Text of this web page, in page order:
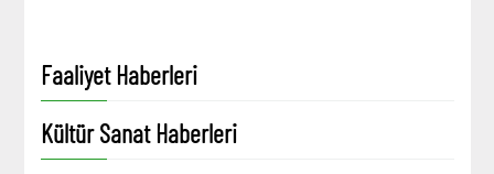
Faaliyet Haberleri
Kültür Sanat Haberleri